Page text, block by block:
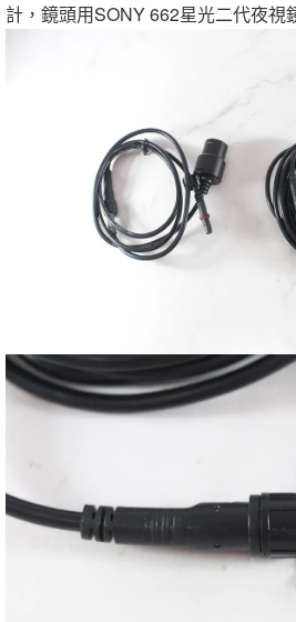
計，鏡頭用SONY 662星光二代夜視